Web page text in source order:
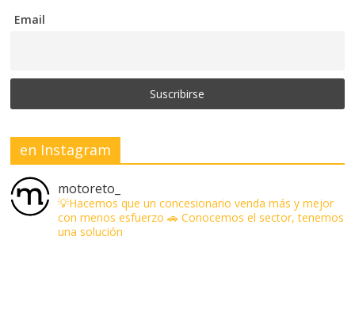
Email
en Instagram
motoreto_
💡Hacemos que un concesionario venda más y mejor
con menos esfuerzo 🚗 Conocemos el sector, tenemos
una solución